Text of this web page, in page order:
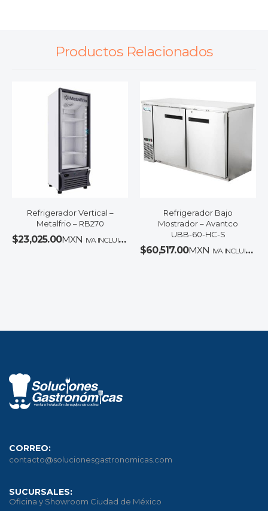
Productos Relacionados
Refrigerador Vertical –
Metalfrio – RB270
$23,025.00MXN IVA INCLUIDO
Refrigerador Bajo
Mostrador – Avantco
UBB-60-HC-S
$60,517.00MXN IVA INCLUIDO
CORREO:
contacto@solucionesgastronomicas.com
SUCURSALES:
Oficina y Showroom Ciudad de México